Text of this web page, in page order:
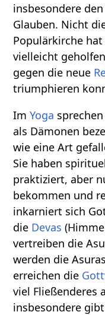
insbesondere
Glauben. Nicht
Populärkirche
vielleicht
gegen die neue
triumphieren
ImYoga
als Dämonen
wie eine Art
Sie haben
praktiziert, aber
bekommen und
inkarniert sich
die Devas
vertreiben die
werden die
erreichen die
viel Fließenderes
insbesondere